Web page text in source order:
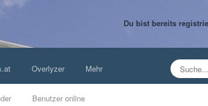
Du bist bereits
Benutzer online
Overlyzer Mehr